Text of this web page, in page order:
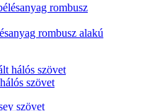
rombusz alakú
szövet